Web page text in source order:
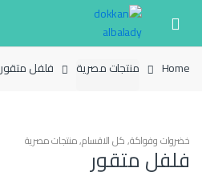
navigation
content
Home منتجات مصرية فلفل متقور
خضروات وفواكة,كل الاقسام,منتجات مصرية
فلفل متقور